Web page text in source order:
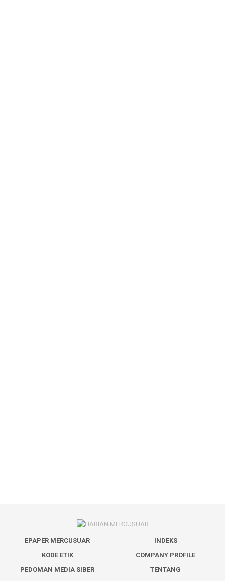
EPAPER MERCUSUAR
INDEKS
KODE ETIK
COMPANY PROFILE
PEDOMAN MEDIA SIBER
TENTANG